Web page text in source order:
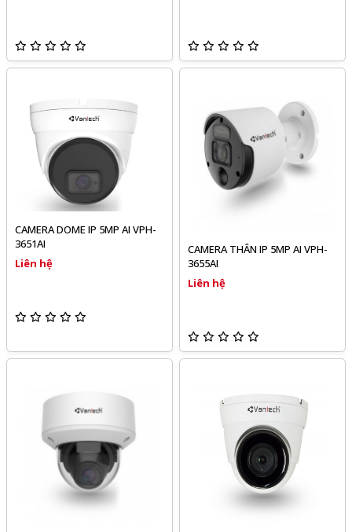
CAMERA DOME IP 5MP AI VPH-
3651AI
Liên hệ
CAMERA THÂN IP 5MP AI VPH-
3655AI
Liên hệ